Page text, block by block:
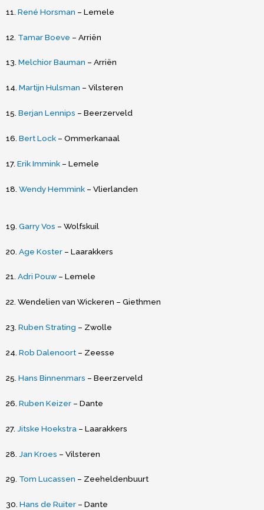
11. René Horsman – Lemele
12. Tamar Boeve – Arriën
13. Melchior Bauman – Arriën
14. Martijn Hulsman – Vilsteren
15. Berjan Lennips – Beerzerveld
16. Bert Lock – Ommerkanaal
17. Erik Immink – Lemele
18. Wendy Hemmink – Vlierlanden
19. Garry Vos – Wolfskuil
20. Age Koster – Laarakkers
21. Adri Pouw – Lemele
22. Wendelien van Wickeren – Giethmen
23. Ruben Strating – Zwolle
24. Rob Dalenoort – Zeesse
25. Hans Binnenmars – Beerzerveld
26. Ruben Keizer – Dante
27. Jitske Hoekstra – Laarakkers
28. Jan Kroes – Vilsteren
29. Tom Lucassen – Zeeheldenbuurt
30. Hans de Ruiter – Dante